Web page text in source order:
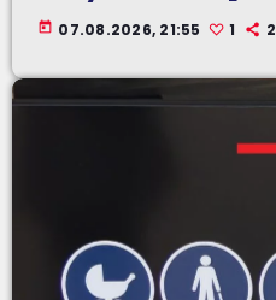
today 07.08.2026, 21:55 1 2